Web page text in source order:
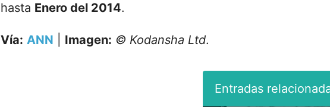
hasta Enero del 2014.
Vía: ANN Imagen: © Kodansha Ltd.